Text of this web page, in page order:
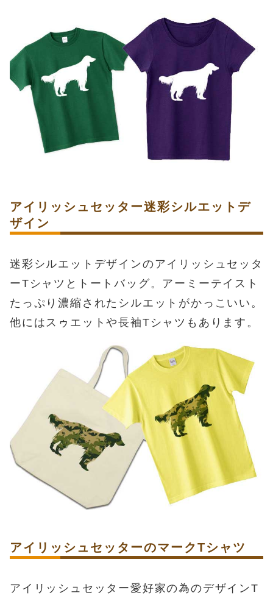
アイリッシュセッター迷彩シルエットデ
ザイン
迷彩シルエットデザインのアイリッシュセッタ
ーTシャツとトートバッグ。アーミーテイスト
たっぷり濃縮されたシルエットがかっこいい。
他にはスゥエットや長袖Tシャツもあります。
アイリッシュセッターのマークTシャツ
アイリッシュセッター愛好家の為のデザインT